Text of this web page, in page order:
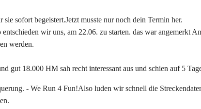
sofort begeistert.Jetzt musste nur noch dein Termin her.
wir uns, am 22.06. zu starten. das war angemerkt
werden.
gut 18.000 HM sah recht interessant aus und schien auf 5
Also luden wir schnell die